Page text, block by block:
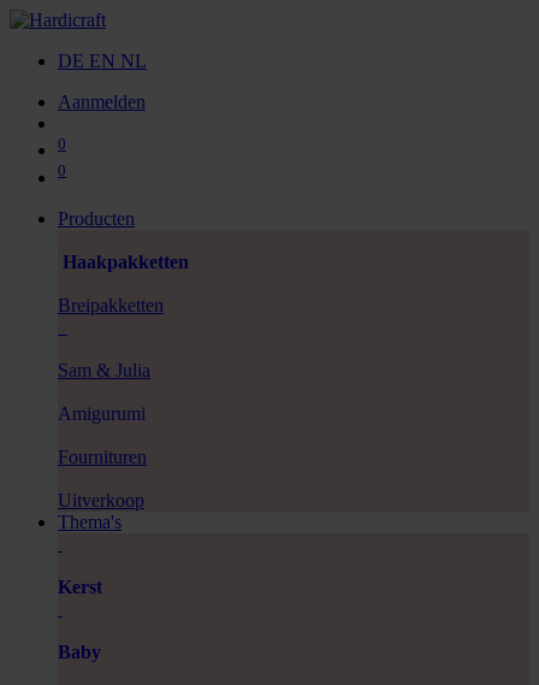
DE EN NL
Aanmelden
0
0
Producten
Haakpakketten
Breipakketten
Sam & Julia
Amigurumi
Fournituren
Uitverkoop
Thema's
Kerst
Baby